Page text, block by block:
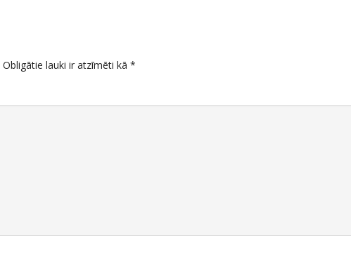
Obligātie lauki ir atzīmēti kā *